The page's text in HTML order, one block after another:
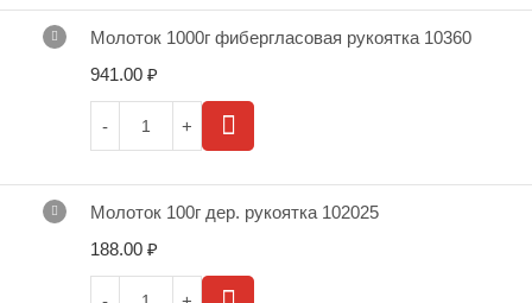
Молоток 1000г фибергласовая рукоятка 10360
941.00 ₽
Молоток 100г дер. рукоятка 102025
188.00 ₽